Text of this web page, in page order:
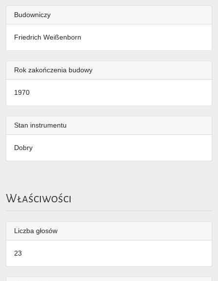
Budowniczy
Friedrich Weißenborn
Rok zakończenia budowy
1970
Stan instrumentu
Dobry
Właściwości
Liczba głosów
23